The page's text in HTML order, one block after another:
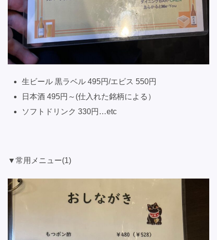
生ビール 黒ラベル 495円/エビス 550円
日本酒 495円～(仕入れた銘柄による）
ソフトドリンク 330円…etc
▼常用メニュー(1)